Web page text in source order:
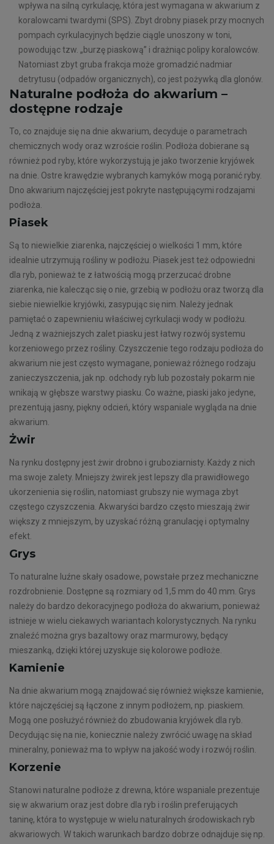
wpływa na silną cyrkulację, która jest wymagana w akwarium z
koralowcami twardymi (SPS). Zbyt drobny piasek przy mocnych
pompach cyrkulacyjnych będzie ciągle unoszony w toni,
powodując tzw. „burzę piaskową” i drażniąc polipy koralowców.
Natomiast zbyt gruba frakcja może gromadzić nadmiar
detrytusu (odpadów organicznych), co jest pożywką dla glonów.
Naturalne podłoża do akwarium –
dostępne rodzaje
To, co znajduje się na dnie akwarium, decyduje o parametrach
chemicznych wody oraz wzroście roślin. Podłoża dobierane są
również pod ryby, które wykorzystują je jako tworzenie kryjówek
na dnie. Ostre krawędzie wybranych kamyków mogą poranić ryby.
Dno akwarium najczęściej jest pokryte następującymi rodzajami
podłoża.
Piasek
Są to niewielkie ziarenka, najczęściej o wielkości 1 mm, które
idealnie utrzymują rośliny w podłożu. Piasek jest też odpowiedni
dla ryb, ponieważ te z łatwością mogą przerzucać drobne
ziarenka, nie kalecząc się o nie, grzebią w podłożu oraz tworzą dla
siebie niewielkie kryjówki, zasypując się nim. Należy jednak
pamiętać o zapewnieniu właściwej cyrkulacji wody w podłożu.
Jedną z ważniejszych zalet piasku jest łatwy rozwój systemu
korzeniowego przez rośliny. Czyszczenie tego rodzaju podłoża do
akwarium nie jest często wymagane, ponieważ różnego rodzaju
zanieczyszczenia, jak np. odchody ryb lub pozostały pokarm nie
wnikają w głębsze warstwy piasku. Co ważne, piaski jako jedyne,
prezentują jasny, piękny odcień, który wspaniale wygląda na dnie
akwarium.
Żwir
Na rynku dostępny jest żwir drobno i gruboziarnisty. Każdy z nich
ma swoje zalety. Mniejszy żwirek jest lepszy dla prawidłowego
ukorzenienia się roślin, natomiast grubszy nie wymaga zbyt
częstego czyszczenia. Akwaryści bardzo często mieszają żwir
większy z mniejszym, by uzyskać różną granulację i optymalny
efekt.
Grys
To naturalne luźne skały osadowe, powstałe przez mechaniczne
rozdrobnienie. Dostępne są rozmiary od 1,5 mm do 40 mm. Grys
należy do bardzo dekoracyjnego podłoża do akwarium, ponieważ
istnieje w wielu ciekawych wariantach kolorystycznych. Na rynku
znaleźć można grys bazaltowy oraz marmurowy, będący
mieszanką, dzięki której uzyskuje się kolorowe podłoże.
Kamienie
Na dnie akwarium mogą znajdować się również większe kamienie,
które najczęściej są łączone z innym podłożem, np. piaskiem.
Mogą one posłużyć również do zbudowania kryjówek dla ryb.
Decydując się na nie, koniecznie należy zwrócić uwagę na skład
mineralny, ponieważ ma to wpływ na jakość wody i rozwój roślin.
Korzenie
Stanowi naturalne podłoże z drewna, które wspaniale prezentuje
się w akwarium oraz jest dobre dla ryb i roślin preferujących
taninę, która to występuje w wielu naturalnych środowiskach ryb
akwariowych. W takich warunkach bardzo dobrze odnajduje się np.